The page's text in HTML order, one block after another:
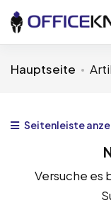
Hauptseite
Seitenleiste
Versuche es